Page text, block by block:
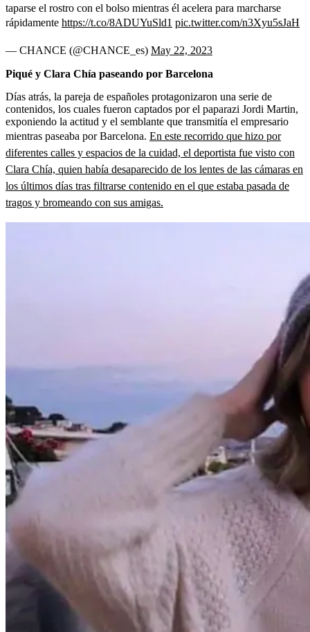
taparse el rostro con el bolso mientras él acelera para marcharse
rápidamente https://t.co/8ADUYuSld1 pic.twitter.com/n3Xyu5sJaH
— CHANCE (@CHANCE_es) May 22, 2023
Piqué y Clara Chía paseando por Barcelona
Días atrás, la pareja de españoles protagonizaron una serie de
contenidos, los cuales fueron captados por el paparazi Jordi Martin,
exponiendo la actitud y el semblante que transmitía el empresario
mientras paseaba por Barcelona. En este recorrido que hizo por
diferentes calles y espacios de la cuidad, el deportista fue visto con
Clara Chía, quien había desaparecido de los lentes de las cámaras en
los últimos días tras filtrarse contenido en el que estaba pasada de
tragos y bromeando con sus amigas.